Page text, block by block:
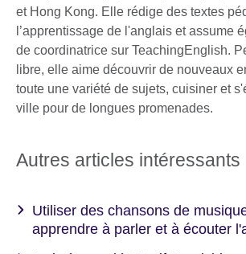
et Hong Kong. Elle rédige des textes
l’apprentissage de l'anglais et assume
de coordinatrice sur TeachingEnglish.
libre, elle aime découvrir de nouveaux
toute une variété de sujets, cuisiner et
ville pour de longues promenades.
Autres articles intéressants
Utiliser des chansons de
apprendre à parler et à écouter